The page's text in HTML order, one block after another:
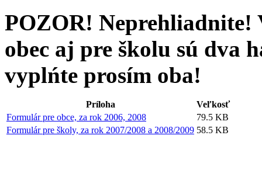
POZOR!
obec aj pre školu sú dva
vyplńte prosím oba!
Príloha
Veľkosť
Formulár pre obce, za rok 2006, 2008
79.5 KB
Formulár pre školy, za rok 2007/2008 a 2008/2009 58.5 KB